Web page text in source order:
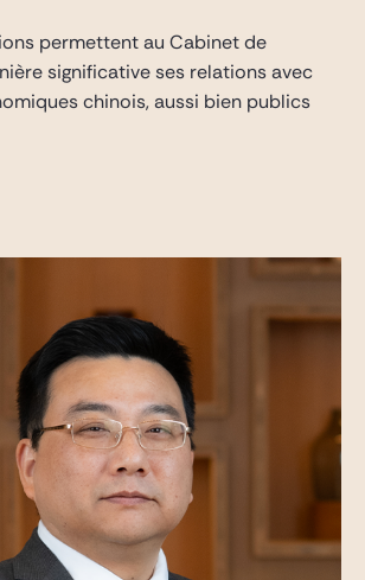
permettent au Cabinet de
significative ses relations avec
chinois, aussi bien publics